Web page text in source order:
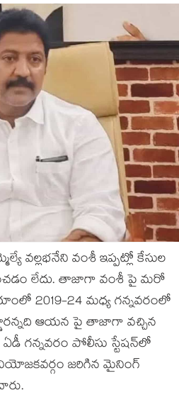
వల్ల‌భ‌నేని వంశీ ఇప్ప‌ట్లో కేసుల
లేదు. తాజాగా వంశీ పై మ‌రో
2019-24 మ‌ధ్య గ‌న్న‌వ‌రంలో
ఆయ‌న‌ పై తాజాగా వ‌చ్చిన
గన్నవరం పోలీసు స్టేషన్‌లో
జ‌రిగిన మైనింగ్